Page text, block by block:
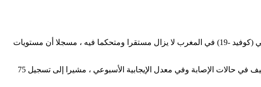
أكد منسق المركز الوطني لعمليات الطوارئ العامة بوزارة الصحة والحماية الاجتماعية، معاذ المرابط، أمس الأحد ، أن الوضع الوبائي (كوفيد -19) في المغرب لا يزال مستقرا ومتحكما فيه ، مسجلا أن مستويات
وأوضح السيد المرابط، في تعليق حول الوضعية الوبائية على صفحته في موقع (لينكد إن)، أنه للأسبوع الثاني، تم تسجيل ارتفاع طفيف في حالات الإصابة وفي معدل الإيجابية الأسبوعي ، مشيرا إلى تسجيل 75